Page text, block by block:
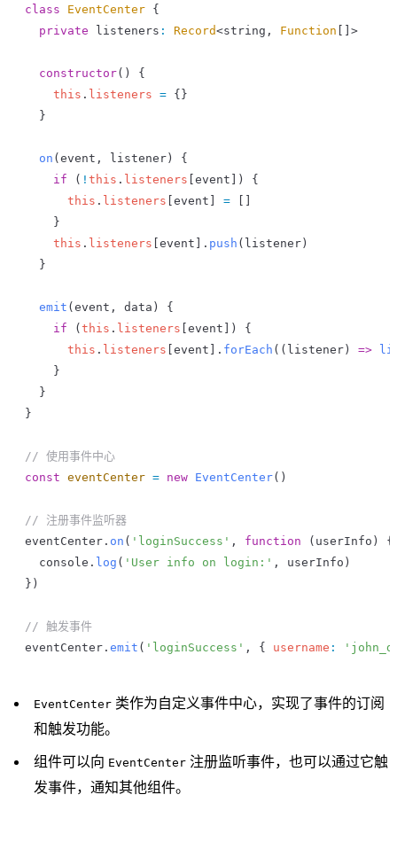
class EventCenter {
  private
listeners : Record<string , Function []>
  constructor
() {
    this
. listeners = {}
  }
  on
( event , listener ) {
    if
( ! this . listeners event ]) {
      this
. listeners event =
    }
    this
. listeners event ]. push ( listener )
  }
  emit
( event , data ) {
    if
( this . listeners event ]) {
      this
. listeners event ]. forEach (( listener ) =>
    }
  }
}
// 使用事件中心
const eventCenter = new EventCenter()
// 注册事件监听器
eventCenter . on ( 'loginSuccess' , function ( userInfo ) {
  console
. log ( 'User info on login:' , userInfo )
})
// 触发事件
eventCenter . emit ( 'loginSuccess' , { username :
EventCenter 类作为自定义事件中心，实现了事件的订阅
和触发功能。
组件可以向 EventCenter 注册监听事件，也可以通过它触
发事件，通知其他组件。